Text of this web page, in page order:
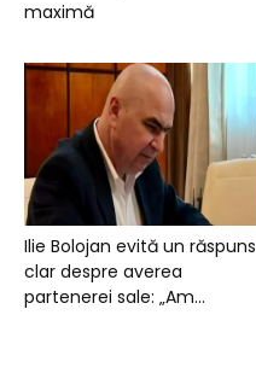
maximă
Ilie Bolojan evită un răspuns
clar despre averea
partenerei sale: „Am...